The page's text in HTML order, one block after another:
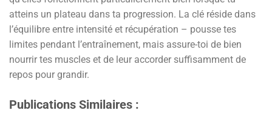
atteins un plateau dans ta progression. La clé réside dans
l’équilibre entre intensité et récupération – pousse tes
limites pendant l’entraînement, mais assure-toi de bien
nourrir tes muscles et de leur accorder suffisamment de
repos pour grandir.
Publications Similaires :